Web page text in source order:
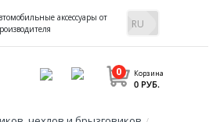
аксессуары от
Корзина
0
0 РУБ.